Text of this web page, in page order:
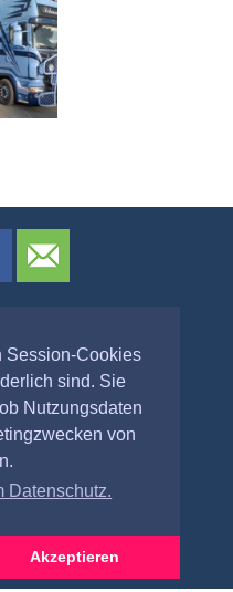
Session-Cookies
sind. Sie
Nutzungsdaten
von
Datenschutz.
Akzeptieren
GbR
12
/ 671 - 45